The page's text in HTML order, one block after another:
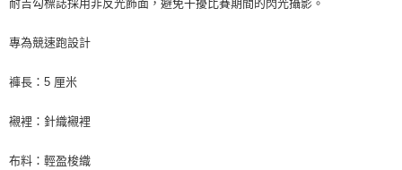
耐吉勾標誌採用非反光飾面，避免干擾比賽期間的閃光攝影。
專為競速跑設計
褲長：5 厘米
襯裡：針織襯裡
布料：輕盈梭織